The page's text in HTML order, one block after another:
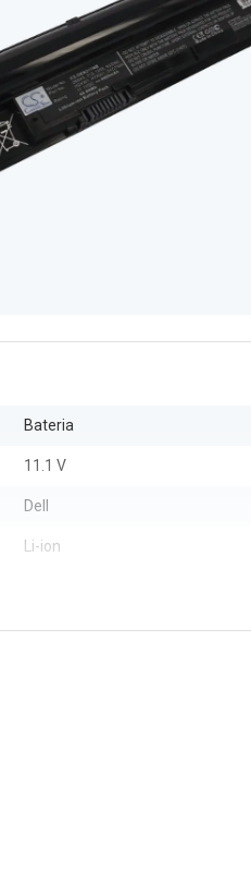
Bateria
11.1 V
Dell
Li-ion
4400 mAh